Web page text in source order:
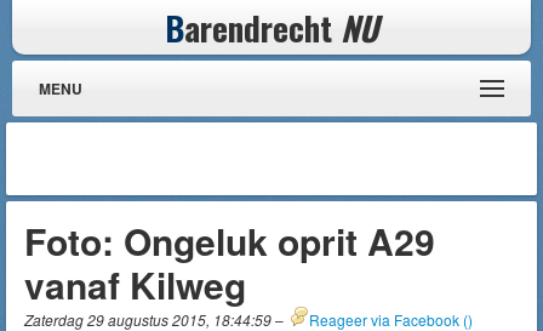
Barendrecht NU
MENU
Foto: Ongeluk oprit A29
vanaf Kilweg
Zaterdag 29 augustus 2015, 18:44:59– Reageer via Facebook ()